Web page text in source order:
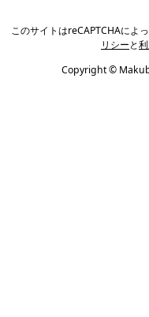
このサイトはreCAPTCHAによ
リシーと
Copyright ©